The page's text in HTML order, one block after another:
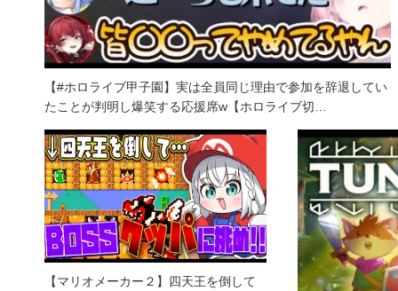
【#ホロライブ甲子園】実は全員同じ理由で参加を辞退してい
たことが判明し爆笑する応援席w【ホロライブ切…
【マリオメーカー２】四天王を倒して